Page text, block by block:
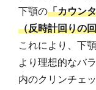
下顎の「カウン
（反時計回りの
これにより、下
より理想的なバ
内のクリンチェ